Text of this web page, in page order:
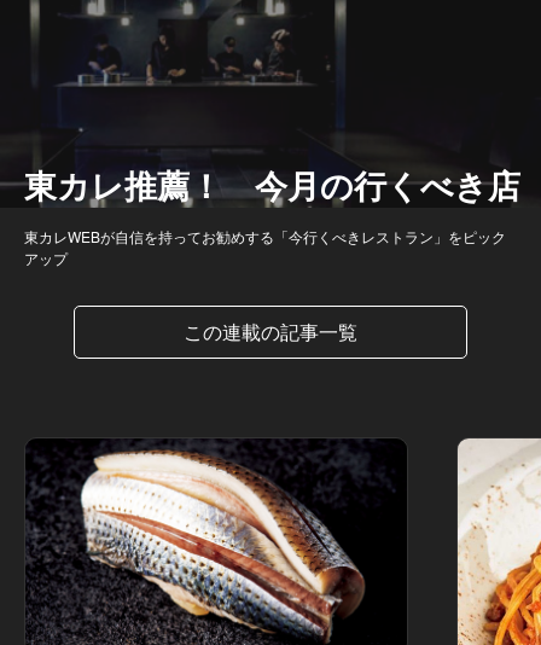
東カレ推薦！ 今月の行くべき店
東カレWEBが自信を持ってお勧めする「今行くべきレストラン」をピック
アップ
この連載の記事一覧